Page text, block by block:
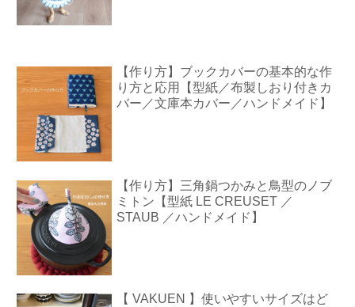
【作り方】ブックカバーの基本的な作
り方と応用【型紙／布製しおり付きカ
バー／文庫本カバー／ハンドメイド】
【作り方】三角鍋つかみと鳥型のノブ
ミトン【型紙 LE CREUSET ／
STAUB ／ハンドメイド】
【 VAKUEN 】使いやすいサイズはど